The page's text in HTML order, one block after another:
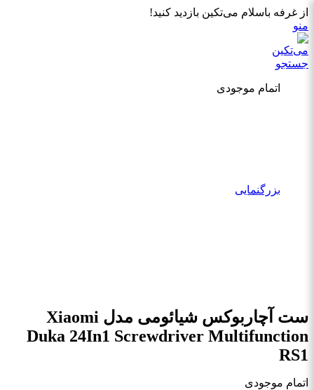
از غرفه باسلام می‌تکین بازدید کنید!
منو
جستجو
اتمام موجودی
بزرگنمایی
ست آچاربوکس شیائومی مدل Xiaomi
Duka 24In1 Screwdriver Multifunction
RS1
اتمام موجودی